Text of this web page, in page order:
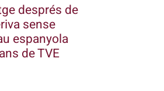
després de
sense
espanyola
de TVE